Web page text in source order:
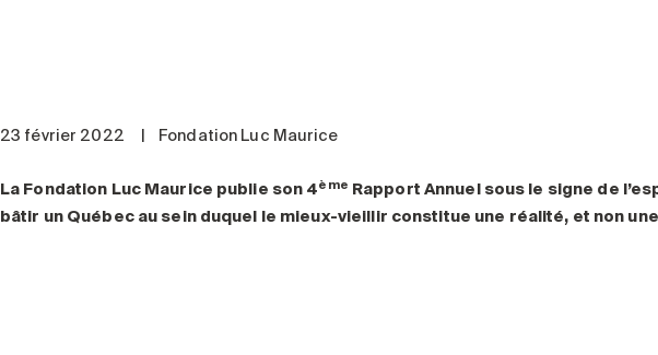
23 février 2022 Fondation Luc Maurice
La Fondation Luc Maurice publie son 4ème Rapport Annuel sous le signe de
bâtir un Québec au sein duquel le mieux-vieillir constitue une réalité, et non